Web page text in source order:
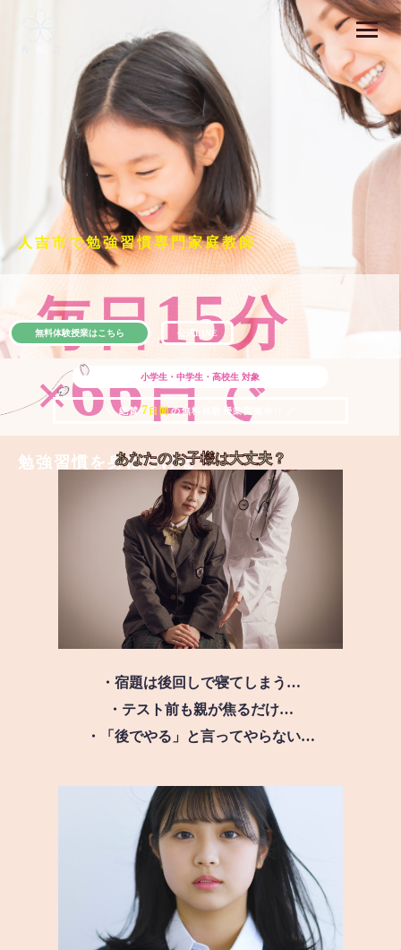
人吉市で勉強習慣専門家庭教師
毎日15分
×66日で
勉強習慣を身につける
小学生・中学生・高校生 対象
＼ 絶賛 7 日間の無料体験授業実施中!! ／
無料体験授業はこちら 公式LINE
あなたのお子様は大丈夫？
・宿題は後回しで寝てしまう…
・テスト前も親が焦るだけ…
・「後でやる」と言ってやらない…